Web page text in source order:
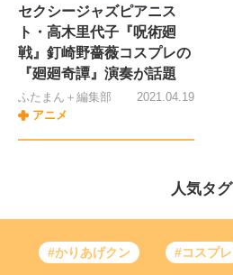
セクシージャズピアニス
ト・高木里代子『呪術廻
戦』釘崎野薔薇コスプレの
『廻廻奇譚』演奏が話題
ふたまん＋編集部
アニメ
2021.04.19
人気タグ
#かりあげクン #コスプレ